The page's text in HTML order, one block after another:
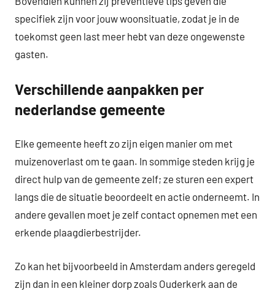
specifiek zijn voor jouw woonsituatie, zodat je in de
toekomst geen last meer hebt van deze ongewenste
gasten.
Verschillende aanpakken per
nederlandse gemeente
Elke gemeente heeft zo zijn eigen manier om met
muizenoverlast om te gaan. In sommige steden krijg je
direct hulp van de gemeente zelf; ze sturen een expert
langs die de situatie beoordeelt en actie onderneemt. In
andere gevallen moet je zelf contact opnemen met een
erkende plaagdierbestrijder.
Zo kan het bijvoorbeeld in Amsterdam anders geregeld
zijn dan in een kleiner dorp zoals Ouderkerk aan de